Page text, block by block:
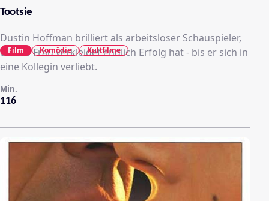
Tootsie
Dustin Hoffman brilliert als arbeitsloser Schauspieler,
der als Frau verkleidet endlich Erfolg hat - bis er sich in
eine Kollegin verliebt.
116
Min.
Film Komödie Kultfilme